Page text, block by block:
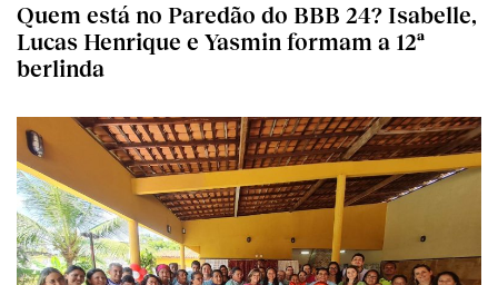
Quem está no Paredão do BBB 24? Isabelle,
Lucas Henrique e Yasmin formam a 12ª
berlinda